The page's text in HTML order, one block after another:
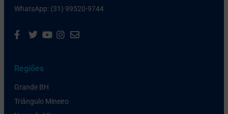
WhatsApp: (31) 99520-9744
Regiões
Grande BH
Triângulo Mineiro